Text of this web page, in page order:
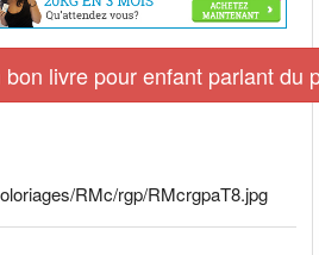
livre pour enfant parlant du
RMc/rgp/RMcrgpaT8.jpg